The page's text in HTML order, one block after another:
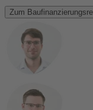
Zum